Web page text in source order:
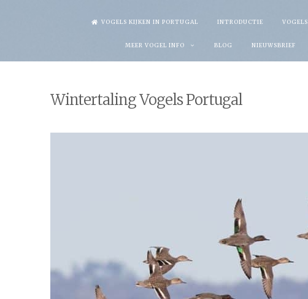
VOGELS KIJKEN IN PORTUGAL INTRODUCTIE VOGELS
MEER VOGEL INFO BLOG NIEUWSBRIEF
Wintertaling Vogels Portugal